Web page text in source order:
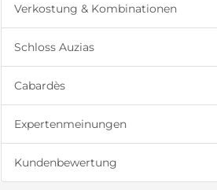
Verkostung & Kombinationen
Schloss Auzias
Cabardès
Expertenmeinungen
Kundenbewertung